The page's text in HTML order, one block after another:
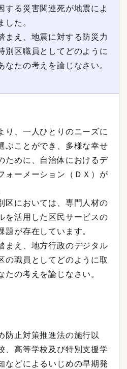
する災害関連死が地震によ
した。
まえ、地震に対する防災力
別区職員としてどのように
なたの考えを論じなさい。
り、一人ひとりのニーズに
ぶことができ、多様な幸せ
ために、自治体におけるデ
ォーメーション（ＤＸ）が
区においては、専門人材の
を活用した区民サービスの
題が存在しています。
まえ、地方行政のデジタル
の職員としてどのように取
たの考えを論じなさい。
防止対策推進法の施行以
、高等学校及び特別支援学
などによるいじめの早期発